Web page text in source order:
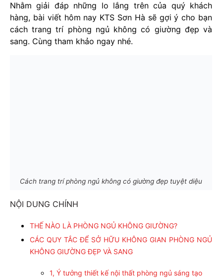
Nhằm giải đáp những lo lắng trên của quý khách
hàng, bài viết hôm nay KTS Sơn Hà sẽ gợi ý cho bạn
cách trang trí phòng ngủ không có giường đẹp và
sang. Cùng tham khảo ngay nhé.
Cách trang trí phòng ngủ không có giường đẹp tuyệt diệu
NỘI DUNG CHÍNH
THẾ NÀO LÀ PHÒNG NGỦ KHÔNG GIƯỜNG?
CÁC QUY TẮC ĐỂ SỞ HỮU KHÔNG GIAN PHÒNG NGỦ
KHÔNG GIƯỜNG ĐẸP VÀ SANG
1, Ý tưởng thiết kế nội thất phòng ngủ sáng tạo